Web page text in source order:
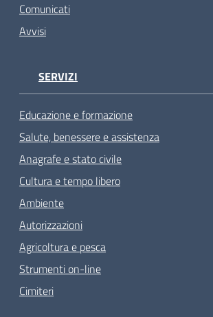
Comunicati
Avvisi
SERVIZI
Educazione e formazione
Salute, benessere e assistenza
Anagrafe e stato civile
Cultura e tempo libero
Ambiente
Autorizzazioni
Agricoltura e pesca
Strumenti on-line
Cimiteri